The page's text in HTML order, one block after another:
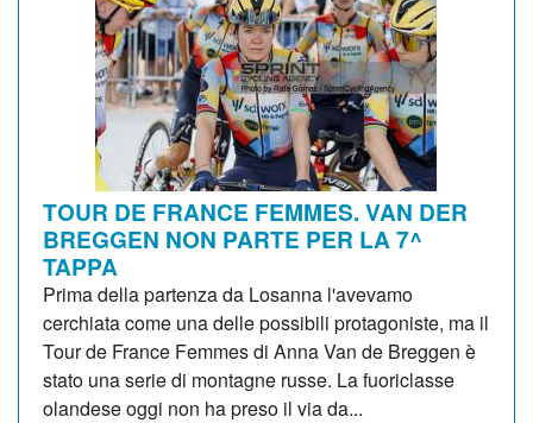
TOUR DE FRANCE FEMMES. VAN DER
BREGGEN NON PARTE PER LA 7^
TAPPA
Prima della partenza da Losanna l'avevamo
cerchiata come una delle possibili protagoniste, ma il
Tour de France Femmes di Anna Van de Breggen è
stato una serie di montagne russe. La fuoriclasse
olandese oggi non ha preso il via da...